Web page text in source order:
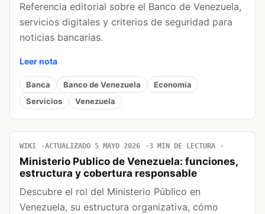
Referencia editorial sobre el Banco de Venezuela,
servicios digitales y criterios de seguridad para
noticias bancarias.
Leer nota
Banca Banco de Venezuela
Economia
Servicios
Venezuela
WIKI ACTUALIZADO 5 MAYO 2026 3 MIN DE LECTURA
Ministerio Publico de Venezuela: funciones,
estructura y cobertura responsable
Descubre el rol del Ministerio Público en
Venezuela, su estructura organizativa, cómo